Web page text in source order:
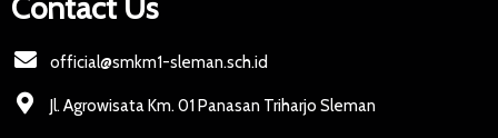
Contact Us
official@smkm1-sleman.sch.id
Jl. Agrowisata Km. 01 Panasan Triharjo Sleman